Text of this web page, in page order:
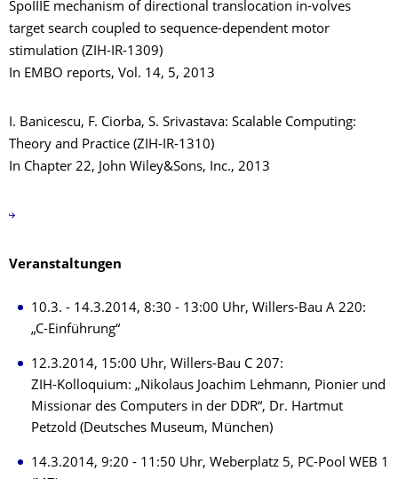
SpoIIIE mechanism of directional translocation in-volves
target search coupled to sequence-dependent motor
stimulation (ZIH-IR-1309)
In EMBO reports, Vol. 14, 5, 2013
I. Banicescu, F. Ciorba, S. Srivastava: Scalable Computing:
Theory and Practice (ZIH-IR-1310)
In Chapter 22, John Wiley&Sons, Inc., 2013
Veranstaltungen
10.3. - 14.3.2014, 8:30 - 13:00 Uhr, Willers-Bau A 220:
„C-Einführung“
12.3.2014, 15:00 Uhr, Willers-Bau C 207:
ZIH-Kolloquium: „Nikolaus Joachim Lehmann, Pionier und
Missionar des Computers in der DDR“, Dr. Hartmut
Petzold (Deutsches Museum, München)
14.3.2014, 9:20 - 11:50 Uhr, Weberplatz 5, PC-Pool WEB 1